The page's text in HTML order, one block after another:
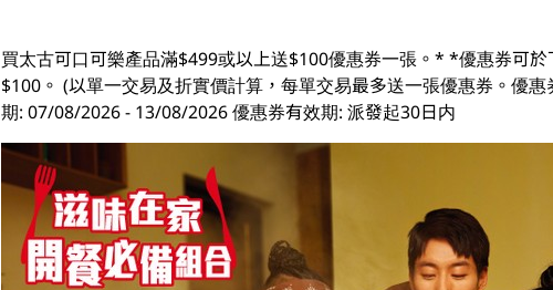
買太古可口可樂產品滿$499或以上送$100優惠券一張。* *優惠券可
$100。 (以單一交易及折實價計算，每單交易最多送一張優惠券。優
期: 07/08/2026 - 13/08/2026 優惠券有效期: 派發起30日内